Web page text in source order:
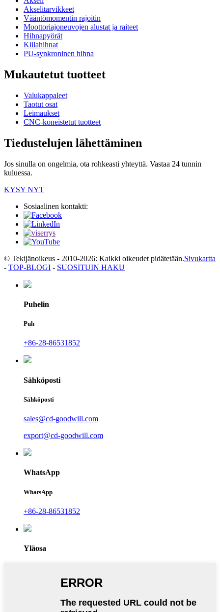
Akselitarvikkeet
Vääntömomentin rajoitin
Moottoriajoneuvojen alustat ja raiteet
Hihnapyörät
Kiilahihnat
PU-synkroninen hihna
Mukautetut tuotteet
Valukappaleet
Taotut osat
Leimaukset
CNC-koneistetut tuotteet
Tiedustelujen lähettäminen
Jos sinulla on ongelmia, ota rohkeasti yhteyttä. Vastaa 24 tunnin
kuluessa.
KYSY NYT
Sosiaalinen kontakti:
© Tekijänoikeus - 2010-2026: Kaikki oikeudet pidätetään.Sivukartta
- TOP-BLOGI - SUOSITUIN HAKU
Puhelin
Puh
+86-28-86531852
Sähköposti
Sähköposti
sales@cd-goodwill.com
export@cd-goodwill.com
WhatsApp
WhatsApp
+86-28-86531852
Yläosa